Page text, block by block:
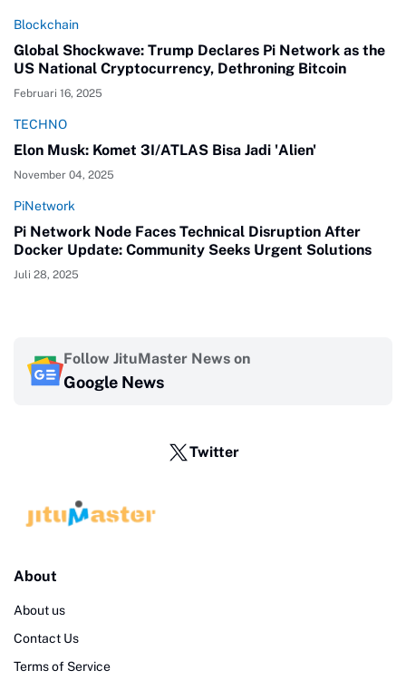
Blockchain
Global Shockwave: Trump Declares Pi Network as the
US National Cryptocurrency, Dethroning Bitcoin
Februari 16, 2025
TECHNO
Elon Musk: Komet 3I/ATLAS Bisa Jadi 'Alien'
November 04, 2025
PiNetwork
Pi Network Node Faces Technical Disruption After
Docker Update: Community Seeks Urgent Solutions
Juli 28, 2025
Follow JituMaster News on
Google News
Twitter
About
About us
Contact Us
Terms of Service